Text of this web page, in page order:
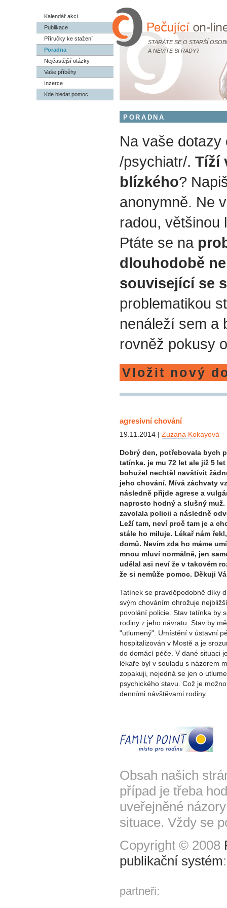
STARÁTE SE O STARŠÍ
A NEVÍTE SI RADY?
Kalendář akcí
Publikace
Příručky ke stažení
Poradna
Nejčastější otázky
Vaše příběhy
Inzerce
Kde hledat pomoc
PORADNA
Na vaše dotazy
/psychiatr/. Tíží
blízkého?
anonymně. Ne
radou, většinou
Ptáte se na
dlouhodobě
související se
problematikou
nenáleží sem a
rovněž pokusy
Vložit nový
agresivní chování
19.11.2014 | Zuzana Kokayová
Dobrý den, potřebovala bych
tatínka. je mu 72 let ale již 5
bohužel nechtěl navštívit
jeho chování. Mívá záchvaty
následně přijde agrese a
naprosto hodný a slušný
zavolala policii a následně
Leží tam, neví proč tam je a
stále ho miluje. Lékař nám
domů. Nevím zda ho máme
mnou mluví normálně, jen
udělal asi neví že v takovém
že si nemůže pomoc. Děkuji
Tatínek se pravděpodobně díky
svým chováním ohrožuje
povolání policie. Stav tatínka by
rodiny z jeho návratu. Stav by
"utlumený". Umístění v ústavní
hospitalizován v Mostě a je
do domácí péče. V dané situaci
lékaře byl v souladu s názorem
zopakuji, nejedná se jen o
psychického stavu. Což je
denními návštěvami rodiny.
Obsah našich
případ je třeba
uveřejněné
situace. Vždy se
Copyright © 2008
publikační systém
partneři: